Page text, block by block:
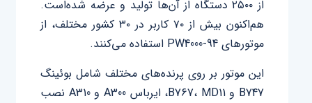
از ۲۵۰۰ دستگاه از آن‌ها تولید و عرضه شده‌است.
هم‌اکنون بیش از ۷۰ کاربر در ۳۰ کشور مختلف، از
موتورهای PW4000-94 استفاده می‌کنند.
این موتور بر روی پرنده‌های مختلف شامل بوئینگ
B747 و B767، MD11، ایرباس A300 و A310 نصب